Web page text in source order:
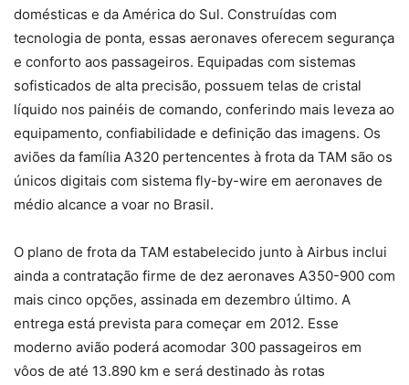
domésticas e da América do Sul. Construídas com
tecnologia de ponta, essas aeronaves oferecem segurança
e conforto aos passageiros. Equipadas com sistemas
sofisticados de alta precisão, possuem telas de cristal
líquido nos painéis de comando, conferindo mais leveza ao
equipamento, confiabilidade e definição das imagens. Os
aviões da família A320 pertencentes à frota da TAM são os
únicos digitais com sistema fly-by-wire em aeronaves de
médio alcance a voar no Brasil.
O plano de frota da TAM estabelecido junto à Airbus inclui
ainda a contratação firme de dez aeronaves A350-900 com
mais cinco opções, assinada em dezembro último. A
entrega está prevista para começar em 2012. Esse
moderno avião poderá acomodar 300 passageiros em
vôos de até 13.890 km e será destinado às rotas